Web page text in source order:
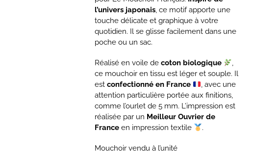
l’univers japonais, ce motif apporte une
touche délicate et graphique à votre
quotidien. Il se glisse facilement dans une
poche ou un sac.
Réalisé en voile de coton biologique
,
ce mouchoir en tissu est léger et souple. Il
est confectionné en France
, avec une
attention particulière portée aux finitions,
comme l’ourlet de 5 mm. L’impression est
réalisée par un Meilleur Ouvrier de
Franceen impression textile .
Mouchoir vendu à l’unité